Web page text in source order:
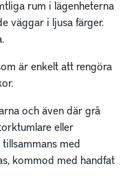
rum i lägenheterna
väggar i ljusa färger.
är enkelt att rengöra
och även där grå
eller
med
kommod med handfat